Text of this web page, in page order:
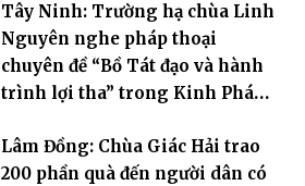
Tây Ninh: Trường hạ chùa Linh
Nguyên nghe pháp thoại
chuyên đề “Bồ Tát đạo và hành
trình lợi tha” trong Kinh Pháp
Lâm Đồng: Chùa Giác Hải trao
200 phần quà đến người dân có